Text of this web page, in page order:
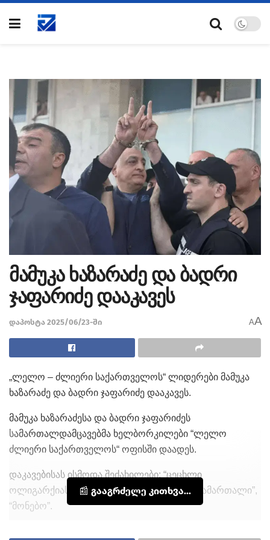
მამუკა ხაზარაძე და ბადრი
ჯაფარიძე დააკავეს
დაპოსტა 2025/06/23-ში AA
„ლელო – ძლიერი საქართველოს“ ლიდერები მამუკა
ხაზარაძე და ბადრი ჯაფარიძე დააკავეს.
მამუკა ხაზარაძესა და ბადრი ჯაფარიძეს
სამართალდამცავებმა ხელბორკილები “ლელო
ძლიერი საქართველოს“ ოფისში დაადეს.
დაკავებისას ისმოდა შეძახილები: “ცეცხლი
ოლიგარქიას”, ყველგან პოლიცია არსად სამართალი”,
“მონებო”.
📰 გააგრძელე კითხვა...